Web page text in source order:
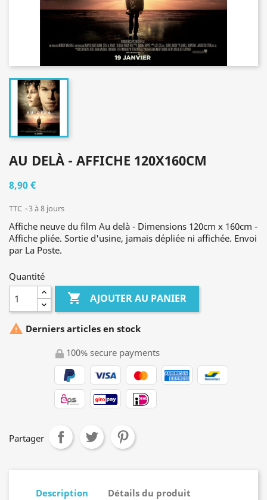
AU DELÀ - AFFICHE 120X160CM
8,90 €
TTC 3 à 8 jours
Affiche neuve du film Au delà - Dimensions 120cm x 160cm -
Affiche pliée. Sortie d'usine, jamais dépliée ni affichée. Envoi
par La Poste.
Quantité
 AJOUTER AU PANIER
 Derniers articles en stock
100% secure payments
Partager
Description Détails du produit